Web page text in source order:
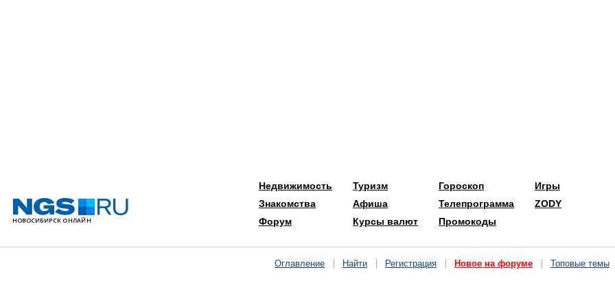
Недвижимость
Знакомства
Форум
Туризм
Афиша
Курсы валют
Гороскоп
Телепрограмма
Промокоды
Игры
ZODY
Оглавление Найти Регистрация Новое на форуме Топовые темы